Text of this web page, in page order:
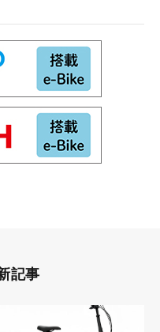
剛性の独自設計のフレーム
受賞のリヤキャリヤ標準装
タンド、泥除け、サドルサ
力のあるワイドタイヤを装
記事